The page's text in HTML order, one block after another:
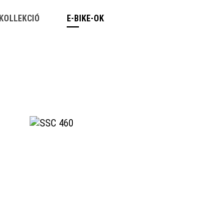
KOLLEKCIÓ E-BIKE-OK